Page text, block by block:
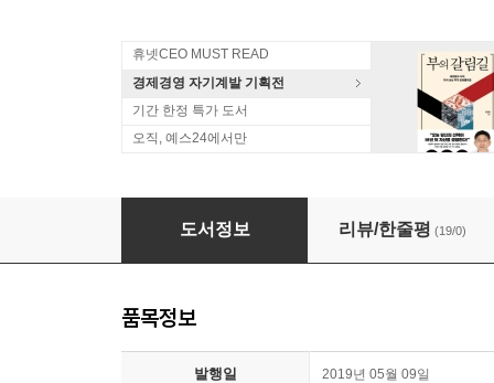
휴넷CEO MUST READ
경제경영 자기계발 기획전
기간 한정 특가 도서
오직, 예스24에서만
루이비통도 넷플릭스처럼
도서정보 리뷰/한줄평 (19/0)
품목정보
발행일 2019년 05월 09일